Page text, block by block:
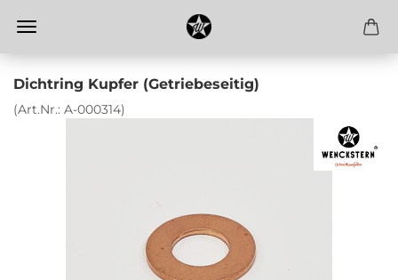
Dichtring Kupfer (Getriebeseitig)
(Art.Nr.: A-000314)